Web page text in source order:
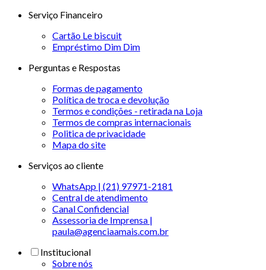
Serviço Financeiro
Cartão Le biscuit
Empréstimo Dim Dim
Perguntas e Respostas
Formas de pagamento
Política de troca e devolução
Termos e condições - retirada na Loja
Termos de compras internacionais
Politica de privacidade
Mapa do site
Serviços ao cliente
WhatsApp | (21) 97971-2181
Central de atendimento
Canal Confidencial
Assessoria de Imprensa |
paula@agenciaamais.com.br
Institucional
Sobre nós